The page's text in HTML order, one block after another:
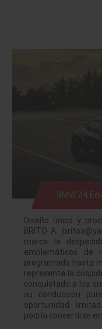
BMW Z4
Diseño único y
BRITO A.
marca la
emblemáticos de
programada hasta
representa la
conquistado a los
su conducción
oportunidad
podría convertirse